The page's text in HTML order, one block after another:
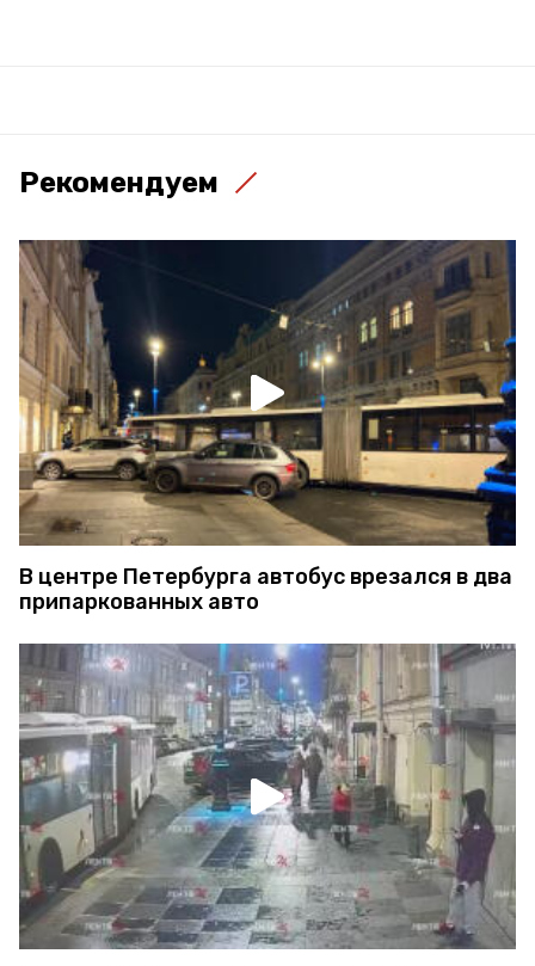
Рекомендуем
В центре Петербурга автобус врезался в два
припаркованных авто